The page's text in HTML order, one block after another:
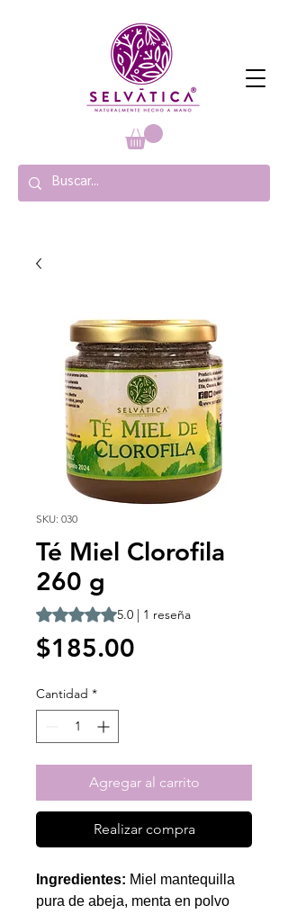
SKU: 030
Té Miel Clorofila
260 g
Según 1 reseña, la calificación es de
5.0 | 1 reseña
$185.00
Cantidad *
Agregar al carrito
Realizar compra
Ingredientes: Miel mantequilla
pura de abeja, menta en polvo